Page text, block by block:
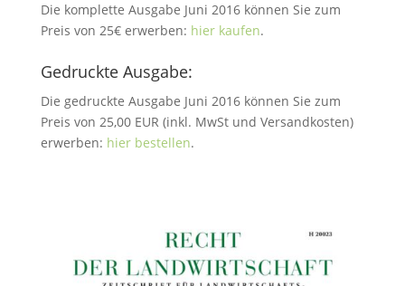
Die komplette Ausgabe Juni 2016 können Sie zum
Preis von 25€ erwerben: hier kaufen.
Gedruckte Ausgabe:
Die gedruckte Ausgabe Juni 2016 können Sie zum
Preis von 25,00 EUR (inkl. MwSt und Versandkosten)
erwerben: hier bestellen.